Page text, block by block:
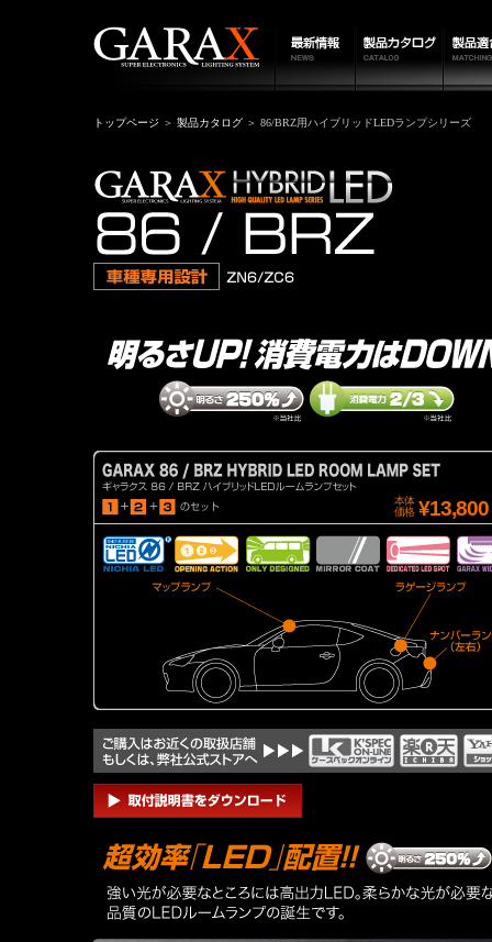
トップページ ＞ 製品カタログ ＞ 86/BRZ用ハイブリッドLEDランプシリーズ
本体
価格 ¥13,800